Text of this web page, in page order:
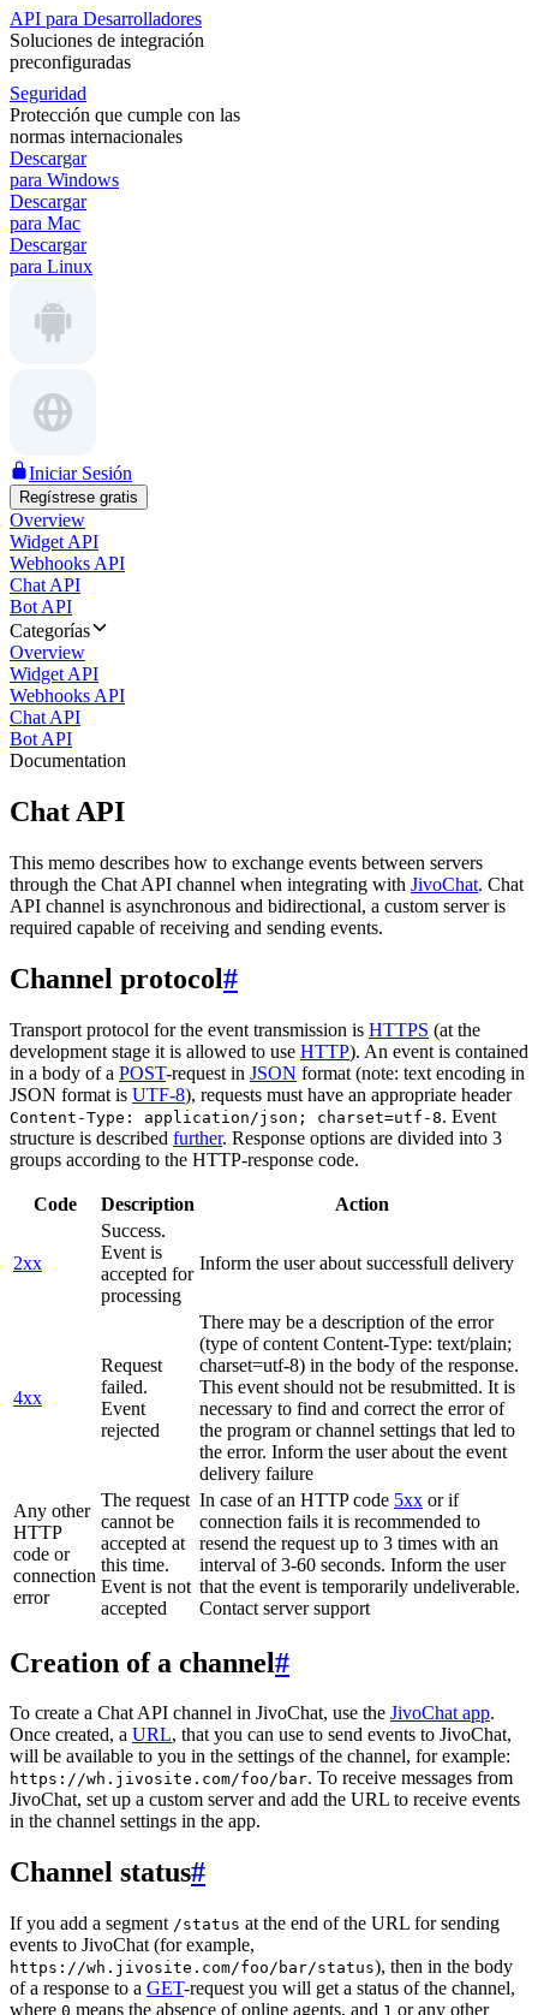
API para Desarrolladores
Soluciones de integración
preconfiguradas
Seguridad
Protección que cumple con las
normas internacionales
Descargar
para Windows
Descargar
para Mac
Descargar
para Linux
Iniciar Sesión
Regístrese gratis
Overview
Widget API
Webhooks API
Chat API
Bot API
Categorías
Overview
Widget API
Webhooks API
Chat API
Bot API
Documentation
Chat API
This memo describes how to exchange events between servers
through the Chat API channel when integrating with JivoChat. Chat
API channel is asynchronous and bidirectional, a custom server is
required capable of receiving and sending events.
Channel protocol#
Transport protocol for the event transmission is HTTPS (at the
development stage it is allowed to use HTTP). An event is contained
in a body of a POST-request in JSON format (note: text encoding in
JSON format is UTF-8), requests must have an appropriate header
Content-Type: application/json; charset=utf-8. Event
structure is described further. Response options are divided into 3
groups according to the HTTP-response code.
Code Description Action
2xx
Success.
Event is
accepted for
processing
Inform the user about successfull delivery
4xx
Request
failed.
Event
rejected
There may be a description of the error
(type of content Content-Type: text/plain;
charset=utf-8) in the body of the response.
This event should not be resubmitted. It is
necessary to find and correct the error of
the program or channel settings that led to
the error. Inform the user about the event
delivery failure
Any other
HTTP
code or
connection
error
The request
cannot be
accepted at
this time.
Event is not
accepted
In case of an HTTP code 5xx or if
connection fails it is recommended to
resend the request up to 3 times with an
interval of 3-60 seconds. Inform the user
that the event is temporarily undeliverable.
Contact server support
Creation of a channel#
To create a Chat API channel in JivoChat, use the JivoChat app.
Once created, a URL, that you can use to send events to JivoChat,
will be available to you in the settings of the channel, for example:
https://wh.jivosite.com/foo/bar. To receive messages from
JivoChat, set up a custom server and add the URL to receive events
in the channel settings in the app.
Channel status#
If you add a segment /status at the end of the URL for sending
events to JivoChat (for example,
https://wh.jivosite.com/foo/bar/status), then in the body
of a response to a GET-request you will get a status of the channel,
where 0 means the absence of online agents, and 1 or any other